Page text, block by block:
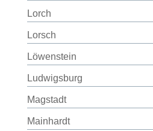
Lorch
Lorsch
Löwenstein
Ludwigsburg
Magstadt
Mainhardt